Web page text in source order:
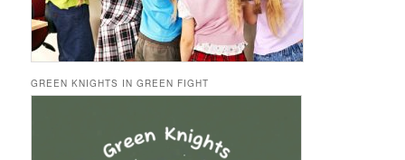
GREEN KNIGHTS IN GREEN FIGHT